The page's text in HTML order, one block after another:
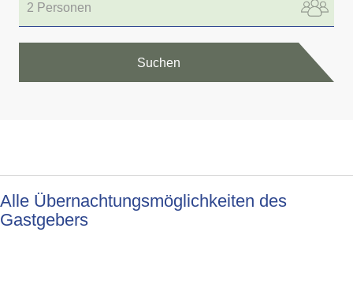
2 Personen
Suchen
Alle Übernachtungsmöglichkeiten des
Gastgebers